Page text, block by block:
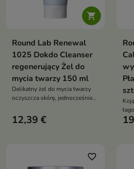

Round Lab Renewal
1025 Dokdo Cleanser
regenerujący Żel do
mycia twarzy 150 ml
Delikatny żel do mycia twarzy
oczyszcza skórę, jednocześnie
ukojenie i komfort
12,39 €
favorite_border